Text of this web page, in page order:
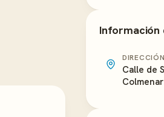
Información
DIRECCIÓN
Calle de